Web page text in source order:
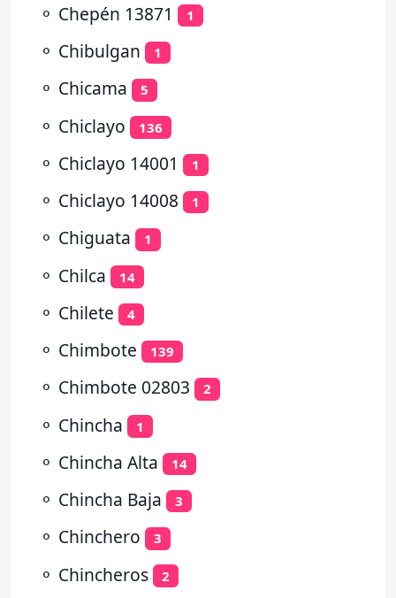
⚬ Chepén 13871 1
⚬ Chibulgan 1
⚬ Chicama 5
⚬ Chiclayo 136
⚬ Chiclayo 14001 1
⚬ Chiclayo 14008 1
⚬ Chiguata 1
⚬ Chilca 14
⚬ Chilete 4
⚬ Chimbote 139
⚬ Chimbote 02803 2
⚬ Chincha 1
⚬ Chincha Alta 14
⚬ Chincha Baja 3
⚬ Chinchero 3
⚬ Chincheros 2